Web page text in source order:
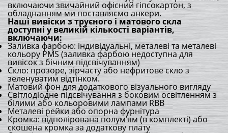
включаючи звичайний офісний гіпсокартон, з
обладнанням ми поставляємо анкери.
Наші вивіски з труєного і матового скла
доступні у великій кількості варіантів,
включаючи:
Заливка фарбою: індивідуальні, металеві та металеві
кольору PMS (заливка фарбою недоступна для
вивісок з бічним підсвічуванням)
Скло: прозоре, зірчасту або нефритове скло з
зеленуватим відтінком.
Матовий фон для додаткового візуального вигляду
Світлодіодне підсвічування з боковим освітленням з
білими або кольоровими лампами RBB
Металеві рейки або опорна фурнітура
Кромка: відполірована полум’ям (в комплекті) або
скошена кромка за додаткову плату